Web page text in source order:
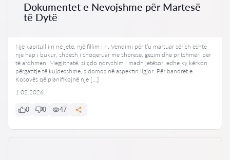
Dokumentet e Nevojshme për Martesë
të Dytë
Një kapitull i ri në jetë, një fillim i ri. Vendimi për t’u martuar sërish është
një hap i bukur, shpesh i shoqëruar me shpresë, gëzim dhe pritshmëri për
të ardhmen. Megjithatë, si çdo ndryshim i madh jetësor, edhe ky kërkon
përgatitje të kujdesshme, sidomos në aspektin ligjor. Për banorët e
Kosovës që planifikojnë një […]
1.02.2026
0 0 47